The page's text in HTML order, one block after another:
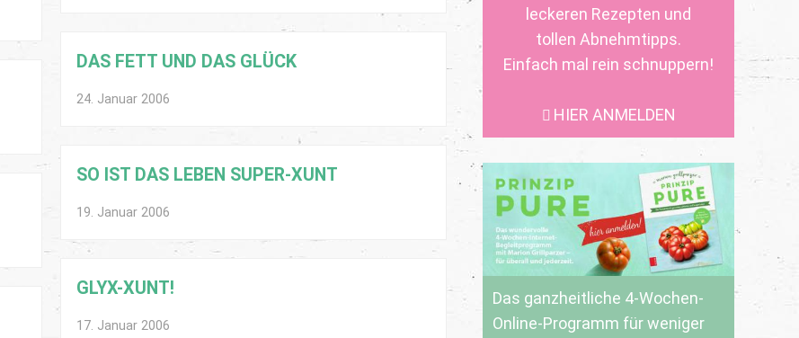
leckeren Rezepten und
tollen Abnehmtipps.
Einfach mal rein schnuppern!
HIER ANMELDEN
Das ganzheitliche 4-Wochen-
Online-Programm für weniger
DAS FETT UND DAS GLÜCK
24. Januar 2006
SO IST DAS LEBEN SUPER-XUNT
19. Januar 2006
GLYX-XUNT!
17. Januar 2006